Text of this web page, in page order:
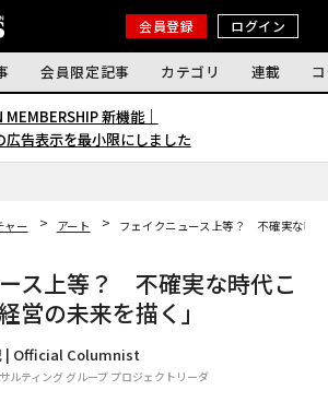
会員登録 ログイン
会員限定記事 カテゴリ 連載
新機能｜
広告表示を最小限にしました
ャー アート
フェイクニュース上等？ 不確実な時
ス上等？ 不確実な時代こ
営の未来を描く」
| Official Columnist
ルティング グループ プロジェクトリーダ